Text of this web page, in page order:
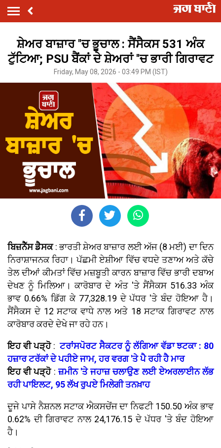
ਸ਼ੇਅਰ ਬਾਜ਼ਾਰ ''ਚ ਭੂਚਾਲ : ਸੈਂਸੈਕਸ 531 ਅੰਕ
ਟੁੱਟਿਆ; PSU ਬੈਂਕਾਂ ਦੇ ਸ਼ੇਅਰਾਂ ''ਚ ਭਾਰੀ ਗਿਰਾਵਟ
Friday, May 08, 2026 - 03:49 PM (IST)
ਬਿਜ਼ਨੈੱਸ ਡੈਸਕ: ਭਾਰਤੀ ਸ਼ੇਅਰ ਬਾਜ਼ਾਰ ਲਈ ਅੱਜ (8 ਮਈ) ਦਾ ਦਿਨ
ਨਿਰਾਸ਼ਾਜਨਕ ਰਿਹਾ। ਪੱਛਮੀ ਏਸ਼ੀਆ ਵਿੱਚ ਵਧਦੇ ਤਣਾਅ ਅਤੇ ਕੱਚੇ
ਤੇਲ ਦੀਆਂ ਕੀਮਤਾਂ ਵਿੱਚ ਮਜ਼ਬੂਤੀ ਕਾਰਨ ਬਾਜ਼ਾਰ ਵਿੱਚ ਭਾਰੀ ਦਬਾਅ
ਦੇਖਣ ਨੂੰ ਮਿਲਿਆ। ਕਾਰੋਬਾਰ ਦੇ ਅੰਤ 'ਤੇ ਸੈਂਸੈਕਸ 516.33 ਅੰਕ
ਭਾਵ 0.66% ਡਿੱਗ ਕੇ 77,328.19 ਦੇ ਪੱਧਰ 'ਤੇ ਬੰਦ ਹੋਇਆ ਹੈ।
ਸੈਂਸੈਕਸ ਦੇ 12 ਸਟਾਕ ਵਾਧੇ ਨਾਲ ਅਤੇ 18 ਸਟਾਕ ਗਿਰਾਵਟ ਨਾਲ
ਕਾਰੋਬਾਰ ਕਰਦੇ ਦੇਖੇ ਜਾ ਰਹੇ ਹਨ।
ਇਹ ਵੀ ਪੜ੍ਹੋ:ਟਰਾਂਸਪੋਰਟ ਸੈਕਟਰ ਨੂੰ ਲੱਗਿਆ ਵੱਡਾ ਝਟਕਾ : 80
ਹਜ਼ਾਰ ਟਰੱਕਾਂ ਦੇ ਪਹੀਏ ਜਾਮ, ਹਰ ਵਰਗ 'ਤੇ ਪੈ ਰਹੀ ਹੈ ਮਾਰ
ਇਹ ਵੀ ਪੜ੍ਹੋ:ਜ਼ਮੀਨ 'ਤੇ ਜਹਾਜ਼ ਚਲਾਉਣ ਲਈ ਏਅਰਲਾਈਨ ਲੱਭ
ਰਹੀ ਪਾਇਲਟ, 95 ਲੱਖ ਰੁਪਏ ਮਿਲੇਗੀ ਤਨਖ਼ਾਹ
ਦੂਜੇ ਪਾਸੇ ਨੈਸ਼ਨਲ ਸਟਾਕ ਐਕਸਚੇਂਜ ਦਾ ਨਿਫਟੀ 150.50 ਅੰਕ ਭਾਵ
0.62% ਦੀ ਗਿਰਾਵਟ ਨਾਲ 24,176.15 ਦੇ ਪੱਧਰ 'ਤੇ ਬੰਦ ਹੋਇਆ
ਹੈ।